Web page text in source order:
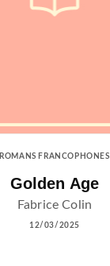
ROMANS FRANCOPHONES
Golden Age
Fabrice Colin
12/03/2025